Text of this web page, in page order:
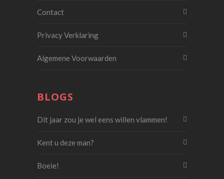
Contact
Privacy Verklaring
Algemene Voorwaarden
BLOGS
Dit jaar zou je wel eens willen vlammen!
Kent u deze man?
Boeie!